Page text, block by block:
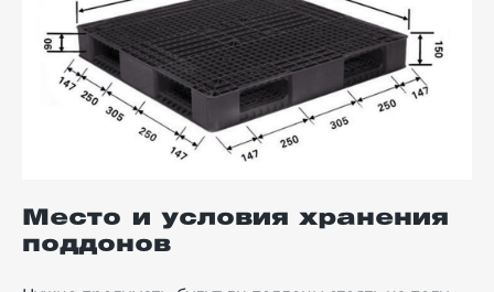
Место и условия хранения
поддонов